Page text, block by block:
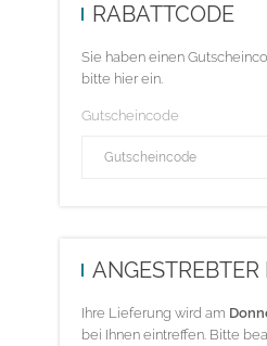
RABATTCODE
Sie haben einen
bitte hier ein.
Gutscheincode
Ihre Lieferung wird am
bei Ihnen eintreffen. Bitte